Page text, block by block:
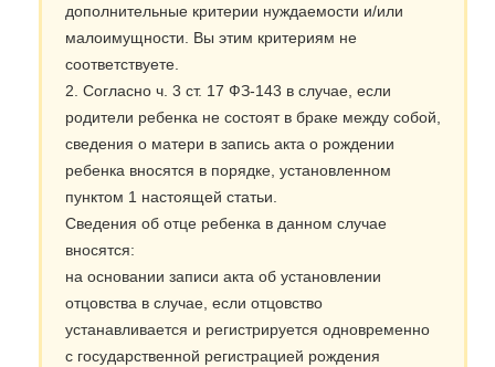
дополнительные критерии нуждаемости и/или
малоимущности. Вы этим критериям не
соответствуете.
2. Согласно ч. 3 ст. 17 ФЗ-143 в случае, если
родители ребенка не состоят в браке между собой,
сведения о матери в запись акта о рождении
ребенка вносятся в порядке, установленном
пунктом 1 настоящей статьи.
Сведения об отце ребенка в данном случае
вносятся:
на основании записи акта об установлении
отцовства в случае, если отцовство
устанавливается и регистрируется одновременно
с государственной регистрацией рождения